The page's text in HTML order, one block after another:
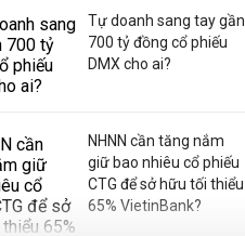
Tự doanh sang tay gần
700 tỷ đồng cổ phiếu
DMX cho ai?
NHNN cần tăng nắm
giữ bao nhiêu cổ phiếu
CTG để sở hữu tối thiểu
65% VietinBank?